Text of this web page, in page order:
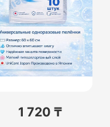
1 720 ₸